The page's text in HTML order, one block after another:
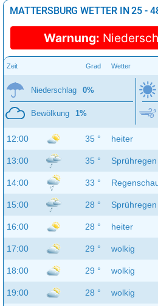
MATTERSBURG WETTER IN 25 -
Warnung:
Zeit Grad Wetter
Niederschlag 0%
Bewölkung 1%
12:00 35 ° heiter
13:00 35 ° Sprühregen
14:00 33 °
15:00 28 ° Sprühregen
16:00 28 ° heiter
17:00 29 ° wolkig
18:00 29 ° wolkig
19:00 28 ° wolkig